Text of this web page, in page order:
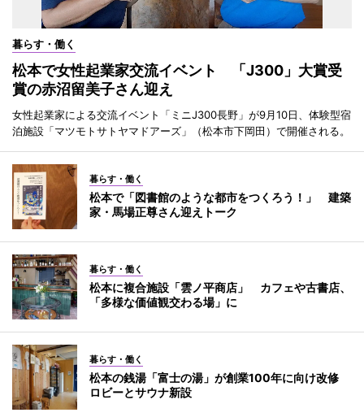
暮らす・働く
松本で女性起業家交流イベント 「J300」大賞受
賞の赤沼留美子さん迎え
女性起業家による交流イベント「ミニJ300長野」が9月10日、体験型宿
泊施設「マツモトサトヤマドアーズ」（松本市下岡田）で開催される。
暮らす・働く
松本で「図書館のような都市をつくろう！」 建築
家・馬場正尊さん迎えトーク
暮らす・働く
松本に複合施設「雲ノ平商店」 カフェや古書店、
「多様な価値観交わる場」に
暮らす・働く
松本の銭湯「富士の湯」が創業100年に向け改修
ロビーとサウナ新設